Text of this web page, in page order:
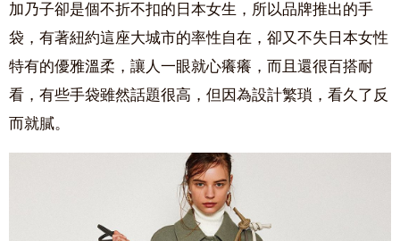
加乃子卻是個不折不扣的日本女生，所以品牌推出的手
袋，有著紐約這座大城市的率性自在，卻又不失日本女性
特有的優雅溫柔，讓人一眼就心癢癢，而且還很百搭耐
看，有些手袋雖然話題很高，但因為設計繁瑣，看久了反
而就膩。